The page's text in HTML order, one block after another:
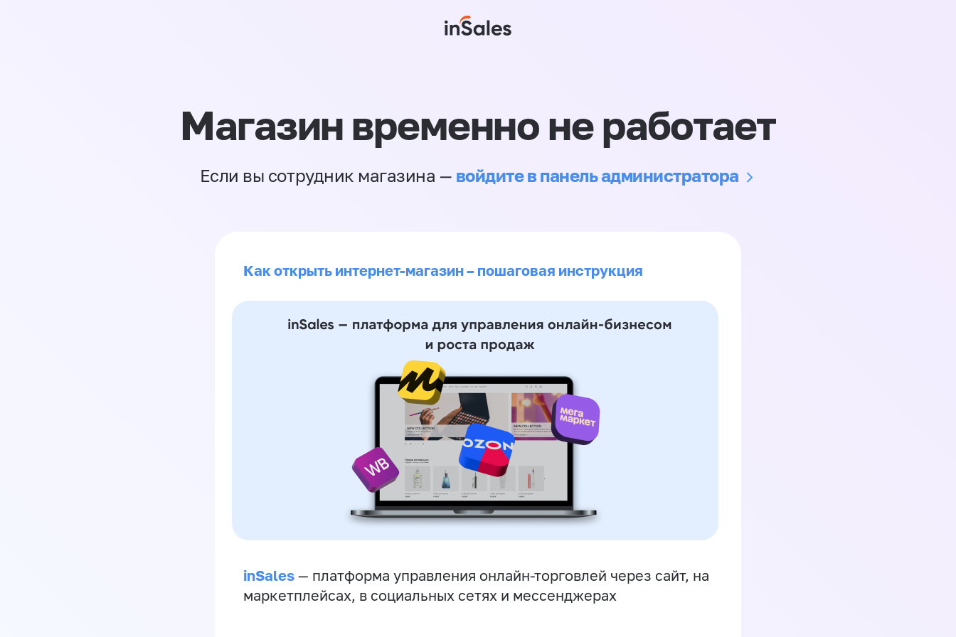
Магазин временно не работает
Если вы сотрудник магазина — войдите в панель администратора
Как открыть интернет-магазин – пошаговая инструкция
inSales — платформа управления онлайн-торговлей через сайт, на
маркетплейсах, в социальных сетях и мессенджерах